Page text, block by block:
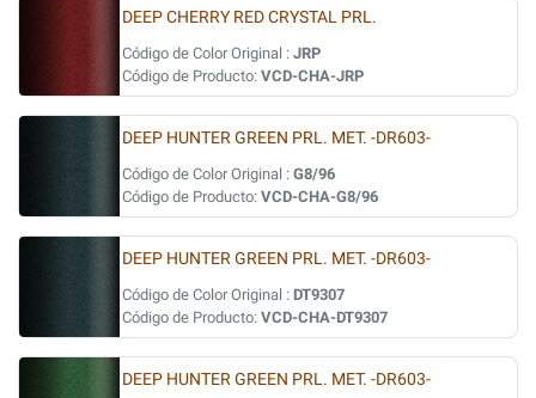
DEEP CHERRY RED CRYSTAL PRL.
Código de Color Original : JRP
Código de Producto: VCD-CHA-JRP
DEEP HUNTER GREEN PRL. MET. -DR603-
Código de Color Original : G8/96
Código de Producto: VCD-CHA-G8/96
DEEP HUNTER GREEN PRL. MET. -DR603-
Código de Color Original : DT9307
Código de Producto: VCD-CHA-DT9307
DEEP HUNTER GREEN PRL. MET. -DR603-